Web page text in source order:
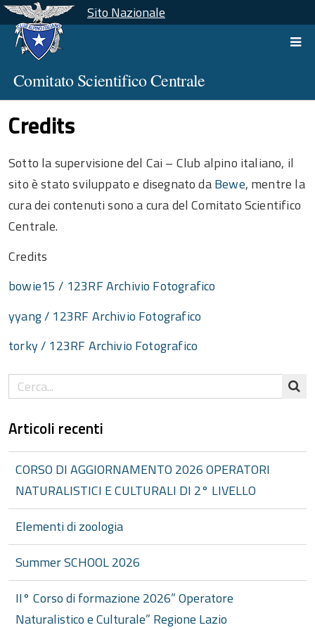
Sito Nazionale
Comitato Scientifico Centrale
Credits
Sotto la supervisione del Cai – Club alpino italiano, il
sito è stato sviluppato e disegnato daBewe, mentre la
cura dei contenuti sono a cura del Comitato Scientifico
Centrale.
Credits
bowie15 / 123RF Archivio Fotografico
yyang / 123RF Archivio Fotografico
torky / 123RF Archivio Fotografico
Articoli recenti
CORSO DI AGGIORNAMENTO 2026 OPERATORI
NATURALISTICI E CULTURALI DI 2° LIVELLO
Elementi di zoologia
Summer SCHOOL 2026
II° Corso di formazione 2026” Operatore
Naturalistico e Culturale” Regione Lazio